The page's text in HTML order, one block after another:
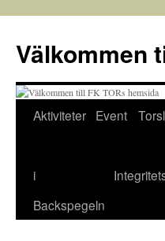
Välkommen
Hoppa
innehåll
Aktiviteter Event
i
Backspegeln